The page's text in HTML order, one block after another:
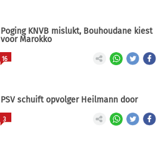
Poging KNVB mislukt, Bouhoudane kiest
voor Marokko
16
PSV schuift opvolger Heilmann door
3